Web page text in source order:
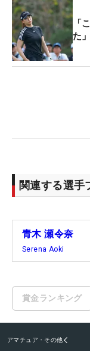
「
た
関連する選手
青木 瀬令奈
Serena Aoki
賞金ランキング
アマチュア・その他